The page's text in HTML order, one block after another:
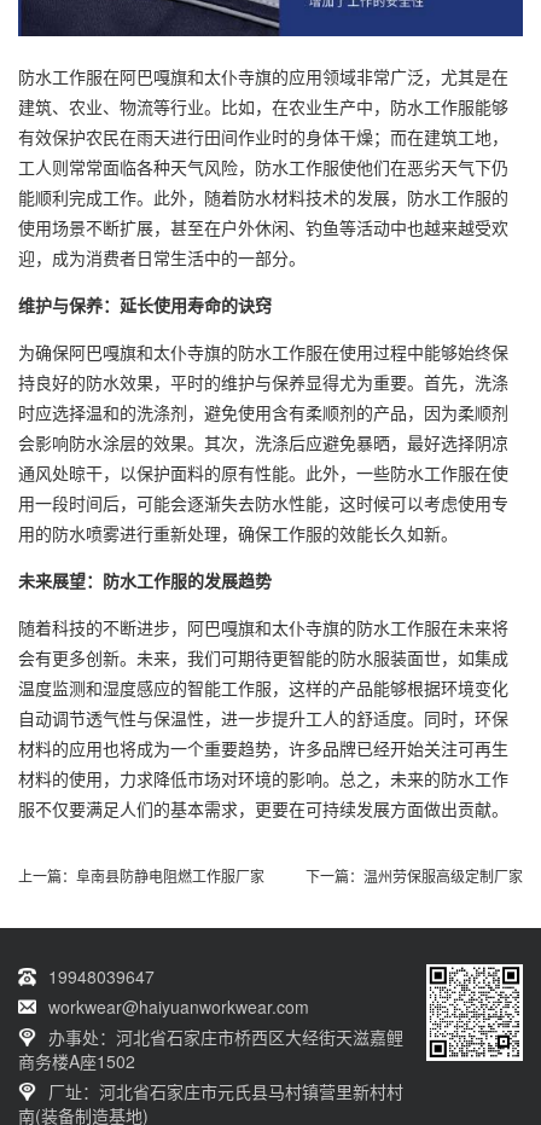
防水工作服在阿巴嘎旗和太仆寺旗的应用领域非常广泛，尤其是在
建筑、农业、物流等行业。比如，在农业生产中，防水工作服能够
有效保护农民在雨天进行田间作业时的身体干燥；而在建筑工地，
工人则常常面临各种天气风险，防水工作服使他们在恶劣天气下仍
能顺利完成工作。此外，随着防水材料技术的发展，防水工作服的
使用场景不断扩展，甚至在户外休闲、钓鱼等活动中也越来越受欢
迎，成为消费者日常生活中的一部分。
维护与保养：延长使用寿命的诀窍
为确保阿巴嘎旗和太仆寺旗的防水工作服在使用过程中能够始终保
持良好的防水效果，平时的维护与保养显得尤为重要。首先，洗涤
时应选择温和的洗涤剂，避免使用含有柔顺剂的产品，因为柔顺剂
会影响防水涂层的效果。其次，洗涤后应避免暴晒，最好选择阴凉
通风处晾干，以保护面料的原有性能。此外，一些防水工作服在使
用一段时间后，可能会逐渐失去防水性能，这时候可以考虑使用专
用的防水喷雾进行重新处理，确保工作服的效能长久如新。
未来展望：防水工作服的发展趋势
随着科技的不断进步，阿巴嘎旗和太仆寺旗的防水工作服在未来将
会有更多创新。未来，我们可期待更智能的防水服装面世，如集成
温度监测和湿度感应的智能工作服，这样的产品能够根据环境变化
自动调节透气性与保温性，进一步提升工人的舒适度。同时，环保
材料的应用也将成为一个重要趋势，许多品牌已经开始关注可再生
材料的使用，力求降低市场对环境的影响。总之，未来的防水工作
服不仅要满足人们的基本需求，更要在可持续发展方面做出贡献。
上一篇： 阜南县防静电阻燃工作服厂家 下一篇： 温州劳保服高级定制厂家
19948039647
workwear@haiyuanworkwear.com
办事处：河北省石家庄市桥西区大经街天滋嘉鲤
商务楼A座1502
厂址：河北省石家庄市元氏县马村镇营里新村村
南(装备制造基地)